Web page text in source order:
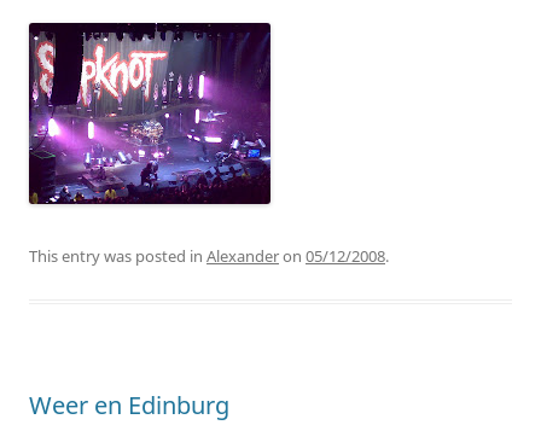
This entry was posted in Alexanderon 05/12/2008.
Weer en Edinburg